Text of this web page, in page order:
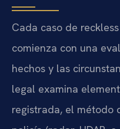
Cada caso de
comienza con una
hechos y las
legal examina
registrada, el método